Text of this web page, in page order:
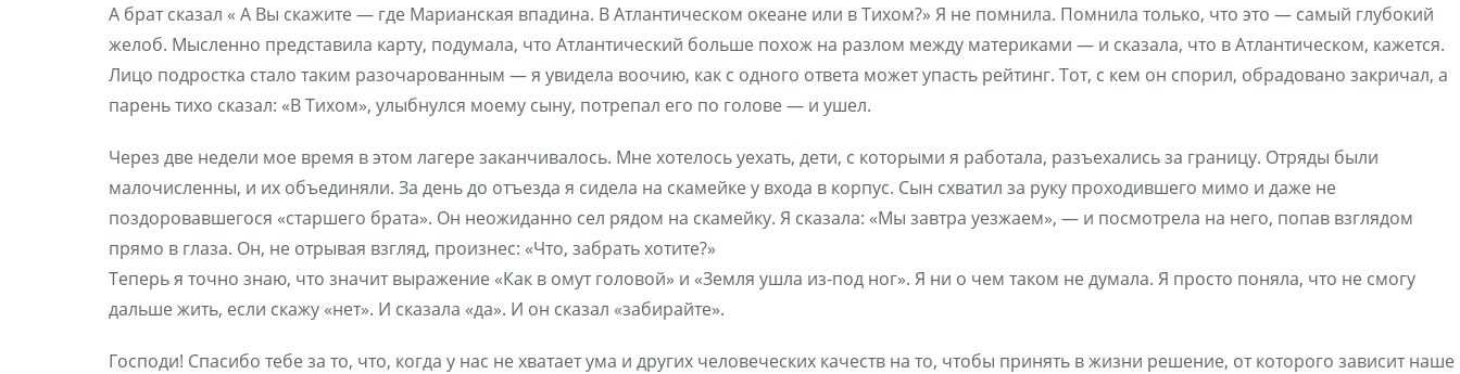
А брат сказал « А Вы скажите — где Марианская впадина. В Атлантическом океане или в Тихом?» Я не помнила. Помнила только, что это — самый глубокий
желоб. Мысленно представила карту, подумала, что Атлантический больше похож на разлом между материками — и сказала, что в Атлантическом, кажется.
Лицо подростка стало таким разочарованным — я увидела воочию, как с одного ответа может упасть рейтинг. Тот, с кем он спорил, обрадовано закричал, а
парень тихо сказал: «В Тихом», улыбнулся моему сыну, потрепал его по голове — и ушел.
Через две недели мое время в этом лагере заканчивалось. Мне хотелось уехать, дети, с которыми я работала, разъехались за границу. Отряды были
малочисленны, и их объединяли. За день до отъезда я сидела на скамейке у входа в корпус. Сын схватил за руку проходившего мимо и даже не
поздоровавшегося «старшего брата». Он неожиданно сел рядом на скамейку. Я сказала: «Мы завтра уезжаем», — и посмотрела на него, попав взглядом
прямо в глаза. Он, не отрывая взгляд, произнес: «Что, забрать хотите?»
Теперь я точно знаю, что значит выражение «Как в омут головой» и «Земля ушла из-под ног». Я ни о чем таком не думала. Я просто поняла, что не смогу
дальше жить, если скажу «нет». И сказала «да». И он сказал «забирайте».
Господи! Спасибо тебе за то, что, когда у нас не хватает ума и других человеческих качеств на то, чтобы принять в жизни решение, от которого зависит наше